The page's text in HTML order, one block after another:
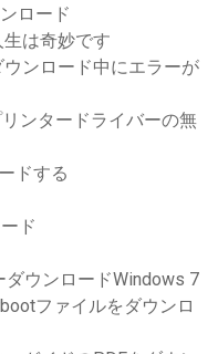
ロード
は奇妙です
ンロード中にエラーが
ンタードライバーの無
ドする
ド
ウンロードWindows 7
ファイルをダウンロ